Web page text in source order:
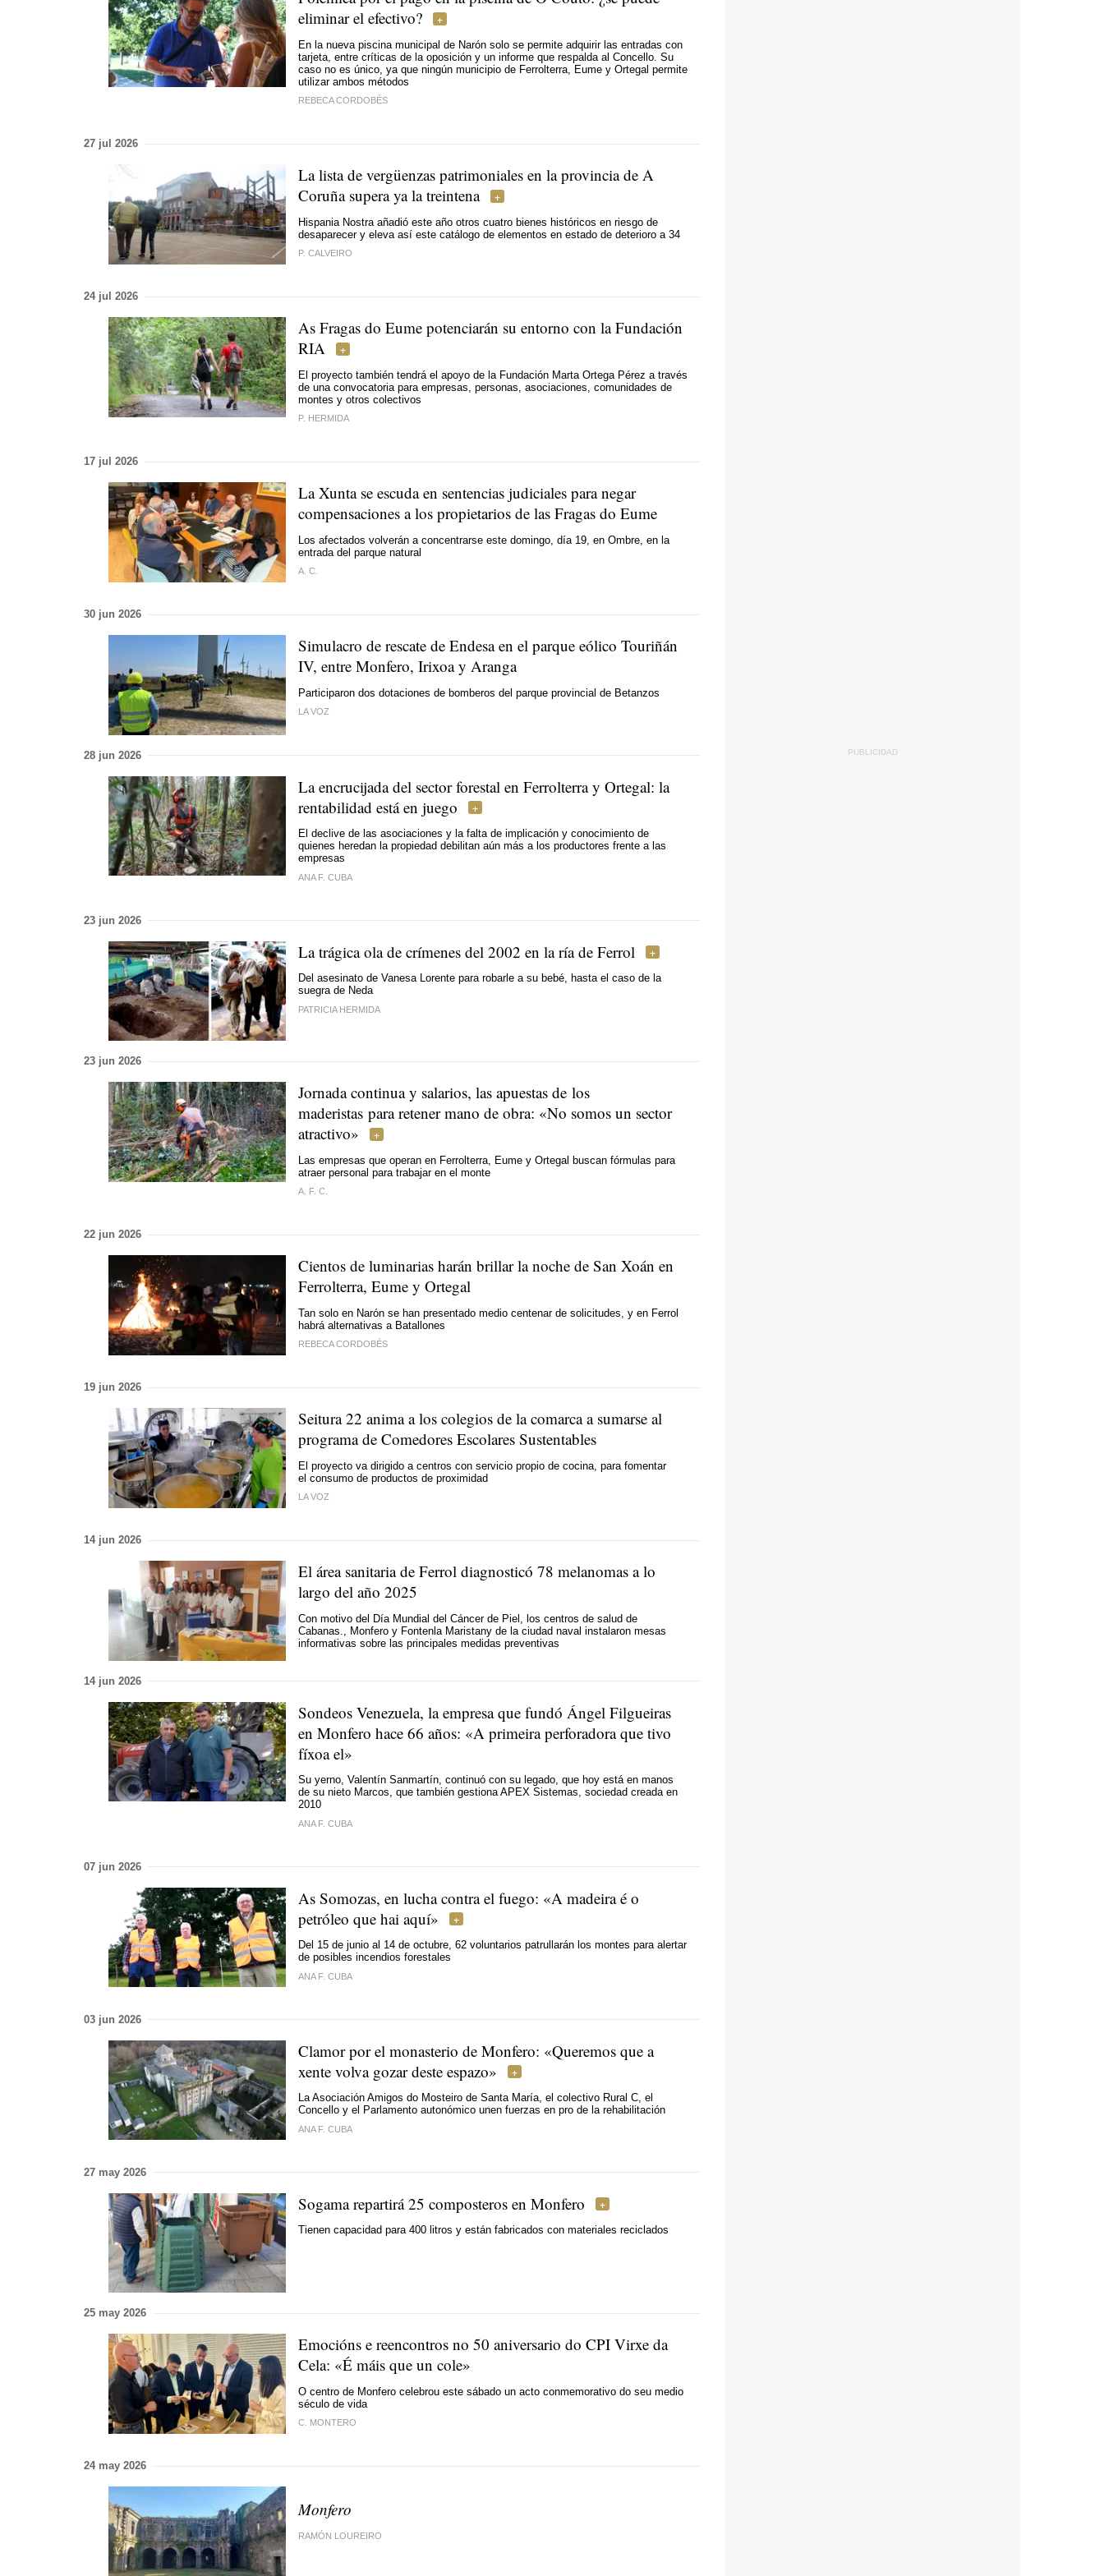
eliminar el efectivo?
En la nueva piscina municipal de Narón solo se permite adquirir las entradas con
tarjeta, entre críticas de la oposición y un informe que respalda al Concello. Su
caso no es único, ya que ningún municipio de Ferrolterra, Eume y Ortegal permite
utilizar ambos métodos
REBECA CORDOBÉS
27 jul 2026
La lista de vergüenzas patrimoniales en la provincia de A
Coruña supera ya la treintena
Hispania Nostra añadió este año otros cuatro bienes históricos en riesgo de
desaparecer y eleva así este catálogo de elementos en estado de deterioro a 34
P. CALVEIRO
24 jul 2026
As Fragas do Eume potenciarán su entorno con la Fundación
RIA
El proyecto también tendrá el apoyo de la Fundación Marta Ortega Pérez a través
de una convocatoria para empresas, personas, asociaciones, comunidades de
montes y otros colectivos
P. HERMIDA
17 jul 2026
La Xunta se escuda en sentencias judiciales para negar
compensaciones a los propietarios de las Fragas do Eume
Los afectados volverán a concentrarse este domingo, día 19, en Ombre, en la
entrada del parque natural
A. C.
30 jun 2026
Simulacro de rescate de Endesa en el parque eólico Touriñán
IV, entre Monfero, Irixoa y Aranga
Participaron dos dotaciones de bomberos del parque provincial de Betanzos
LA VOZ
28 jun 2026
La encrucijada del sector forestal en Ferrolterra y Ortegal: la
rentabilidad está en juego
El declive de las asociaciones y la falta de implicación y conocimiento de
quienes heredan la propiedad debilitan aún más a los productores frente a las
empresas
ANA F. CUBA
23 jun 2026
La trágica ola de crímenes del 2002 en la ría de Ferrol
Del asesinato de Vanesa Lorente para robarle a su bebé, hasta el caso de la
suegra de Neda
PATRICIA HERMIDA
23 jun 2026
Jornada continua y salarios, las apuestas de los
maderistas para retener mano de obra: «No somos un sector
atractivo»
Las empresas que operan en Ferrolterra, Eume y Ortegal buscan fórmulas para
atraer personal para trabajar en el monte
A. F. C.
22 jun 2026
Cientos de luminarias harán brillar la noche de San Xoán en
Ferrolterra, Eume y Ortegal
Tan solo en Narón se han presentado medio centenar de solicitudes, y en Ferrol
habrá alternativas a Batallones
REBECA CORDOBÉS
19 jun 2026
Seitura 22 anima a los colegios de la comarca a sumarse al
programa de Comedores Escolares Sustentables
El proyecto va dirigido a centros con servicio propio de cocina, para fomentar
el consumo de productos de proximidad
LA VOZ
14 jun 2026
El área sanitaria de Ferrol diagnosticó 78 melanomas a lo
largo del año 2025
Con motivo del Día Mundial del Cáncer de Piel, los centros de salud de
Cabanas., Monfero y Fontenla Maristany de la ciudad naval instalaron mesas
informativas sobre las principales medidas preventivas
14 jun 2026
Sondeos Venezuela, la empresa que fundó Ángel Filgueiras
en Monfero hace 66 años: «A primeira perforadora que tivo
fíxoa el»
Su yerno, Valentín Sanmartín, continuó con su legado, que hoy está en manos
de su nieto Marcos, que también gestiona APEX Sistemas, sociedad creada en
2010
ANA F. CUBA
07 jun 2026
As Somozas, en lucha contra el fuego: «A madeira é o
petróleo que hai aquí»
Del 15 de junio al 14 de octubre, 62 voluntarios patrullarán los montes para alertar
de posibles incendios forestales
ANA F. CUBA
03 jun 2026
Clamor por el monasterio de Monfero: «Queremos que a
xente volva gozar deste espazo»
La Asociación Amigos do Mosteiro de Santa María, el colectivo Rural C, el
Concello y el Parlamento autonómico unen fuerzas en pro de la rehabilitación
ANA F. CUBA
27 may 2026
Sogama repartirá 25 composteros en Monfero
Tienen capacidad para 400 litros y están fabricados con materiales reciclados
25 may 2026
Emocións e reencontros no 50 aniversario do CPI Virxe da
Cela: «É máis que un cole»
O centro de Monfero celebrou este sábado un acto conmemorativo do seu medio
século de vida
C. MONTERO
24 may 2026
Monfero
RAMÓN LOUREIRO